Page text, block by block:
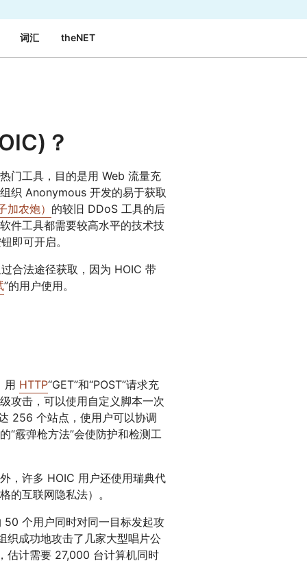
运营 互联网流量和安全趋势 获
词汇 theNET
？
门工具，目的是用 Web 流量充
织 Anonymous 开发的易于获取
农炮） 的较旧 DDoS 工具的后
件工具都需要较高水平的技术技
即可开启。
合法途径获取，因为 HOIC 带
”的用户使用。
用 HTTP“GET”和“POST”请求充
攻击，可以使用自定义脚本一次
256 个站点，使用户可以协调
“霰弹枪方法”会使防护和检测工
，许多 HOIC 用户还使用瑞典代
的互联网隐私法）。
个用户同时对同一目标发起攻
成功地攻击了几家大型唱片公
估计需要 27,000 台计算机同时